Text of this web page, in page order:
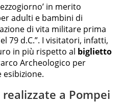
in merito
adulti e bambini di
di vita militare prima
79 d.C.”. I visitatori, infatti,
in più rispetto al biglietto
Archeologico per
esibizione.
a Pompei